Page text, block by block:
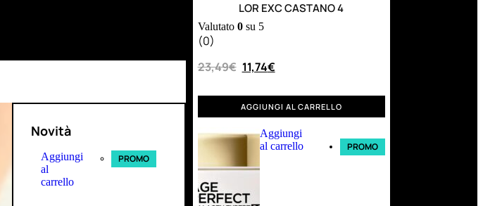
Novità
Aggiungi
al
carrello
PROMO
LOR EXC CASTANO 4
Valutato 0su 5
(0)
23,49€ 11,74€
AGGIUNGI AL CARRELLO
Aggiungi
al carrello
PROMO